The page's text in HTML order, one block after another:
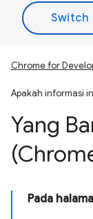
Chrome for
Apakah informasi
Yang
Pada